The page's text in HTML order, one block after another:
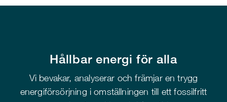
Hållbar energi för alla
Vi bevakar, analyserar och främjar en trygg
energiförsörjning i omställningen till ett fossilfritt